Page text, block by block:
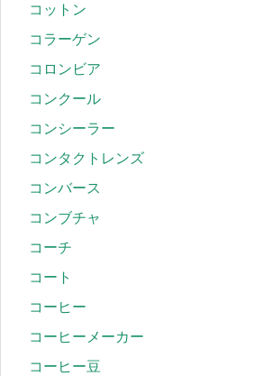
コットン
コラーゲン
コロンビア
コンクール
コンシーラー
コンタクトレンズ
コンバース
コンブチャ
コーチ
コート
コーヒー
コーヒーメーカー
コーヒー豆